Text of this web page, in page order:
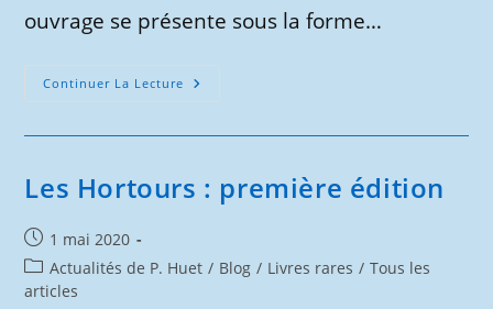
ouvrage se présente sous la forme…
Continuer La Lecture Le
Rhône
Les Hortours : première édition
Publication
publiée :
1 mai 2020
Post
category:
Actualités de P. Huet / Blog / Livres rares / Tous les
articles